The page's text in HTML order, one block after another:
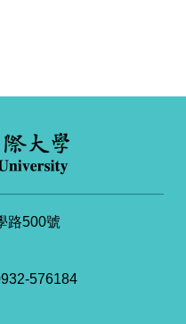
路500號
576184